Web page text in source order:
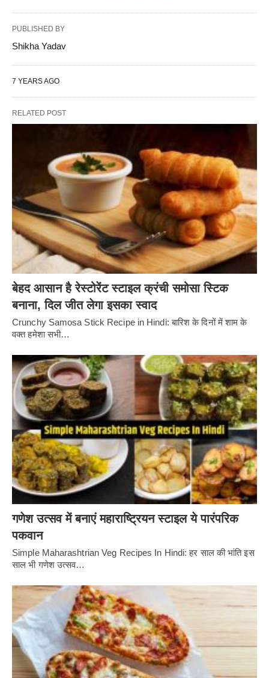
PUBLISHED BY
Shikha Yadav
7 YEARS AGO
RELATED POST
बेहद आसान है रेस्टोरेंट स्टाइल क्रंची समोसा स्टिक
बनाना, दिल जीत लेगा इसका स्वाद
Crunchy Samosa Stick Recipe in Hindi: बारिश के दिनों में शाम के
वक्त हमेशा सभी…
गणेश उत्सव में बनाएं महाराष्ट्रियन स्टाइल ये पारंपरिक
पकवान
Simple Maharashtrian Veg Recipes In Hindi: हर साल की भांति इस
साल भी गणेश उत्सव…